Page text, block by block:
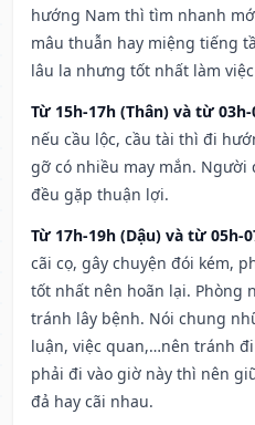
hướng Nam thì tìm nhanh
mâu thuẫn hay miệng tiếng
lâu la nhưng tốt nhất làm
Từ 15h-17h (Thân) và từ 03h-
nếu cầu lộc, cầu tài thì đi
gỡ có nhiều may mắn. Người
đều gặp thuận lợi.
Từ 17h-19h (Dậu) và từ 05h-
cãi cọ, gây chuyện đói kém,
tốt nhất nên hoãn lại. Phòng
tránh lây bệnh. Nói chung
luận, việc quan,…nên tránh
phải đi vào giờ này thì nên
đả hay cãi nhau.